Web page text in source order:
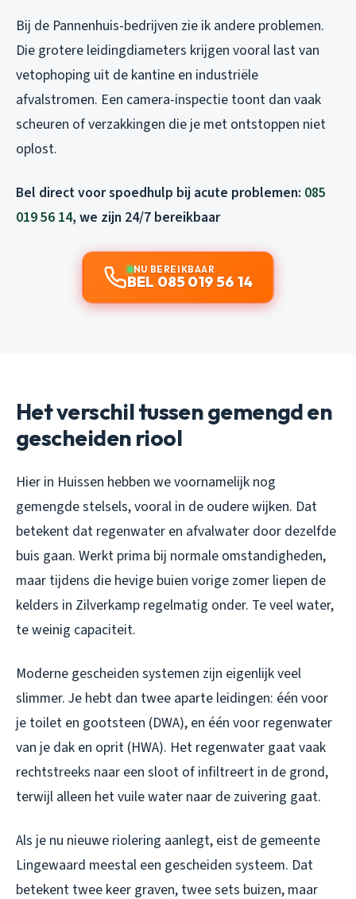
Bij de Pannenhuis-bedrijven zie ik andere problemen.
Die grotere leidingdiameters krijgen vooral last van
vetophoping uit de kantine en industriële
afvalstromen. Een camera-inspectie toont dan vaak
scheuren of verzakkingen die je met ontstoppen niet
oplost.
Bel direct voor spoedhulp bij acute problemen: 085
019 56 14, we zijn 24/7 bereikbaar
NU BEREIKBAAR
BEL 085 019 56 14
Het verschil tussen gemengd en
gescheiden riool
Hier in Huissen hebben we voornamelijk nog
gemengde stelsels, vooral in de oudere wijken. Dat
betekent dat regenwater en afvalwater door dezelfde
buis gaan. Werkt prima bij normale omstandigheden,
maar tijdens die hevige buien vorige zomer liepen de
kelders in Zilverkamp regelmatig onder. Te veel water,
te weinig capaciteit.
Moderne gescheiden systemen zijn eigenlijk veel
slimmer. Je hebt dan twee aparte leidingen: één voor
je toilet en gootsteen (DWA), en één voor regenwater
van je dak en oprit (HWA). Het regenwater gaat vaak
rechtstreeks naar een sloot of infiltreert in de grond,
terwijl alleen het vuile water naar de zuivering gaat.
Als je nu nieuwe riolering aanlegt, eist de gemeente
Lingewaard meestal een gescheiden systeem. Dat
betekent twee keer graven, twee sets buizen, maar